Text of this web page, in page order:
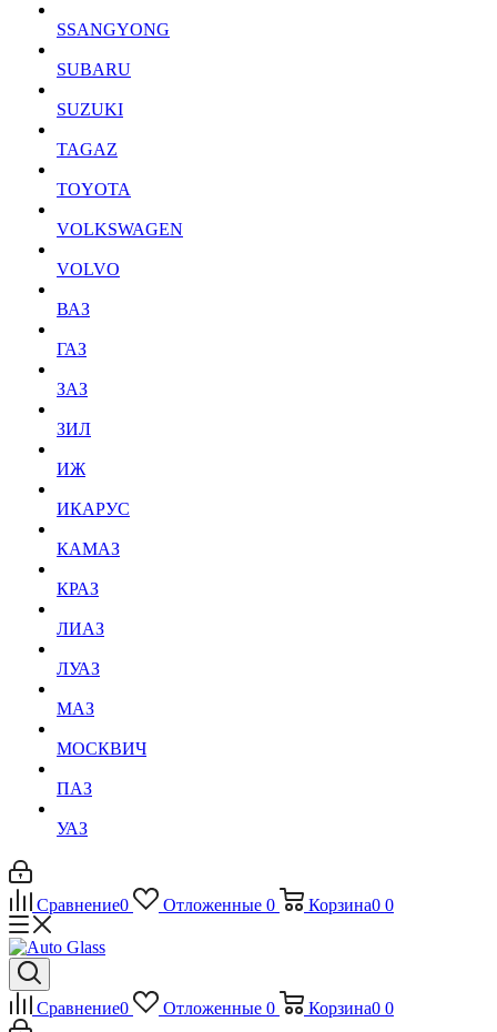
SSANGYONG
SUBARU
SUZUKI
TAGAZ
TOYOTA
VOLKSWAGEN
VOLVO
ВАЗ
ГАЗ
ЗАЗ
ЗИЛ
ИЖ
ИКАРУС
КАМАЗ
КРАЗ
ЛИАЗ
ЛУАЗ
МАЗ
МОСКВИЧ
ПАЗ
УАЗ
Сравнение0 Отложенные 0 Корзина0 0
Сравнение0 Отложенные 0 Корзина0 0